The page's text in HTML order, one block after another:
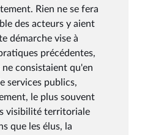
Rien ne se fera
des acteurs y aient
démarche vise à
précédentes,
consistaient qu'en
services publics,
le plus souvent
visibilité territoriale
que les élus, la